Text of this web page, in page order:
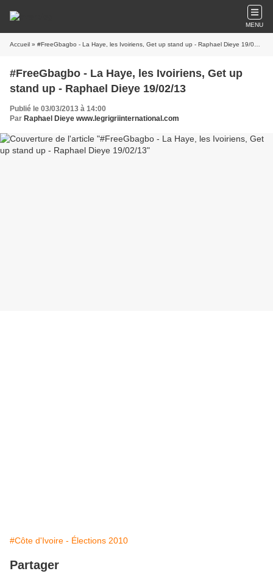
MENU
Accueil » #FreeGbagbo - La Haye, les Ivoiriens, Get up stand up - Raphael Dieye 19/02/13
#FreeGbagbo - La Haye, les Ivoiriens, Get up
stand up - Raphael Dieye 19/02/13
Publié le 03/03/2013 à 14:00
Par Raphael Dieye www.legrigriinternational.com
#Côte d'Ivoire - Élections 2010
Partager